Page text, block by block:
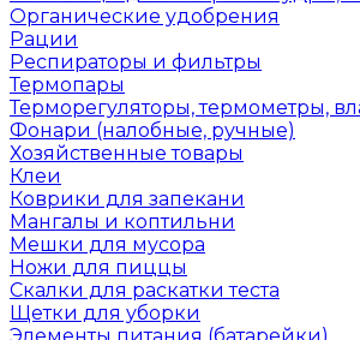
Органические удобрения
Рации
Респираторы и фильтры
Термопары
Терморегуляторы, термометры,
Фонари (налобные, ручные)
Хозяйственные товары
Клеи
Коврики для запекани
Мангалы и коптильни
Мешки для мусора
Ножи для пиццы
Скалки для раскатки теста
Щетки для уборки